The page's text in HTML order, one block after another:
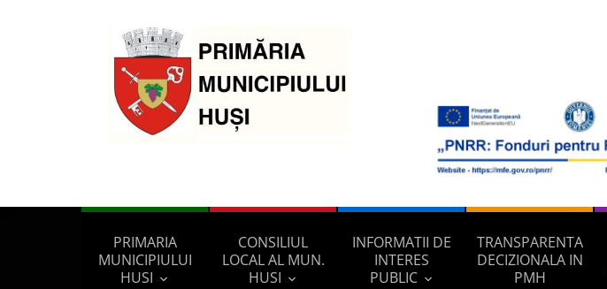
PRIMARIA
MUNICIPIULUI
HUSI
CONSILIUL
LOCAL AL MUN.
HUSI
INFORMATII DE
INTERES
PUBLIC
TRANSPARENTA
DECIZIONALA IN
PMH